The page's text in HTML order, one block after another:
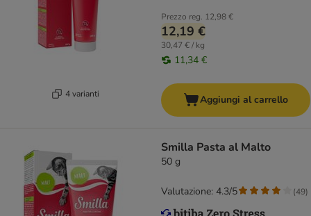
4 varianti
Prezzo reg. 12,98 €
12,19 €
30,47 € / kg
11,34 €
Aggiungi al carrello
Smilla Pasta al Malto
50 g
Valutazione: 4.3/5 (49)